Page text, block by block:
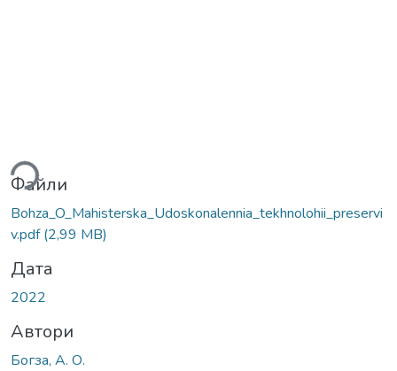
Файли
Bohza_O_Мahisterska_Udoskonalennia_tekhnolohii_preservi
v.pdf(2,99 MB)
Дата
2022
Автори
Богза, А. О.